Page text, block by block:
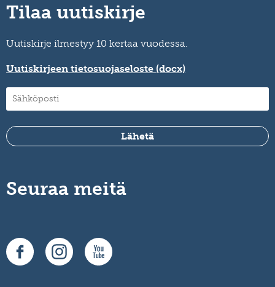
Tilaa uutiskirje
Uutiskirje ilmestyy 10 kertaa vuodessa.
Uutiskirjeen tietosuojaseloste (docx)
Seuraa meitä